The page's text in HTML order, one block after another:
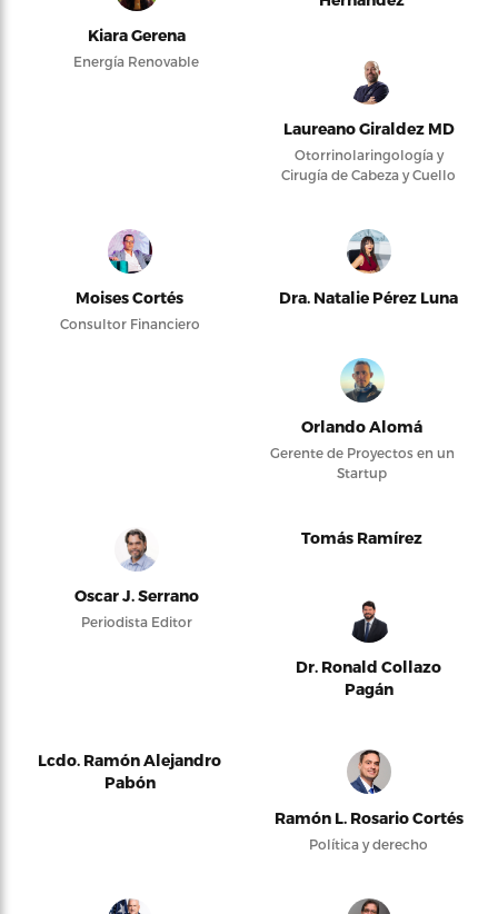
Kiara Gerena
Energía Renovable
Laureano Giraldez MD
Otorrinolaringología y
Cirugía de Cabeza y Cuello
Moises Cortés
Consultor Financiero
Dra. Natalie Pérez Luna
Orlando Alomá
Gerente de Proyectos en un
Startup
Oscar J. Serrano
Periodista Editor
Tomás Ramírez
Dr. Ronald Collazo
Pagán
Lcdo. Ramón Alejandro
Pabón
Ramón L. Rosario Cortés
Política y derecho